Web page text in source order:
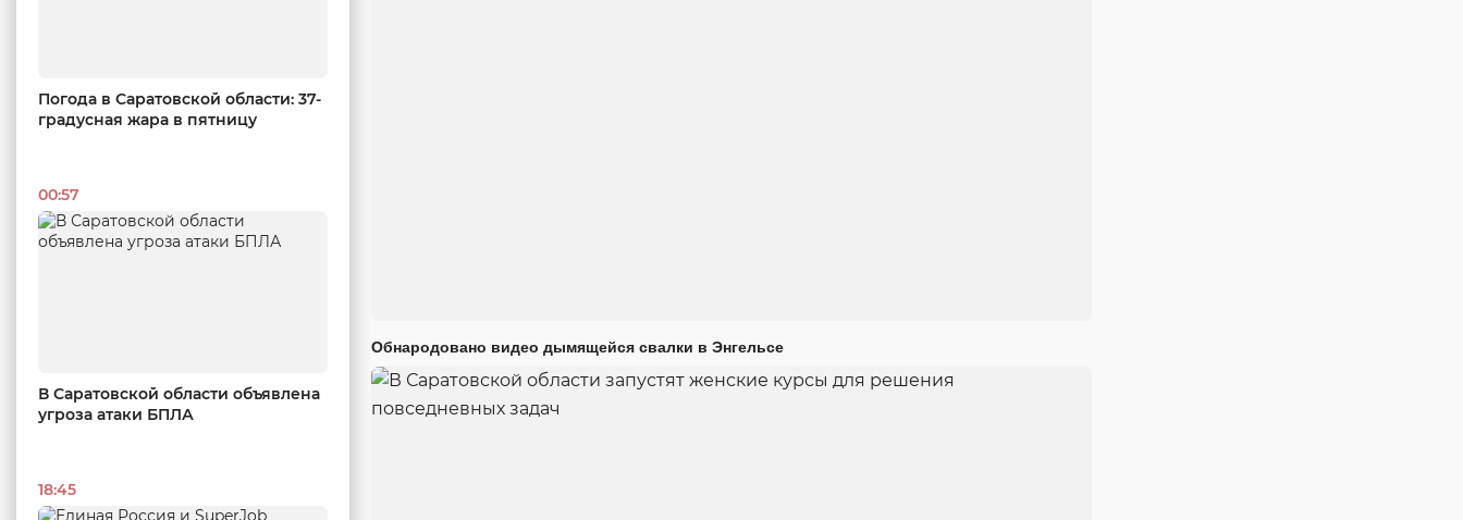
Погода в Саратовской области: 37-
градусная жара в пятницу
00:57
В Саратовской области объявлена
угроза атаки БПЛА
18:45
Обнародовано видео дымящейся свалки в Энгельсе